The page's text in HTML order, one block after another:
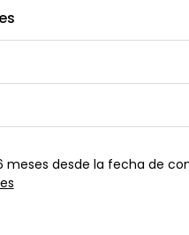
meses desde la fecha de